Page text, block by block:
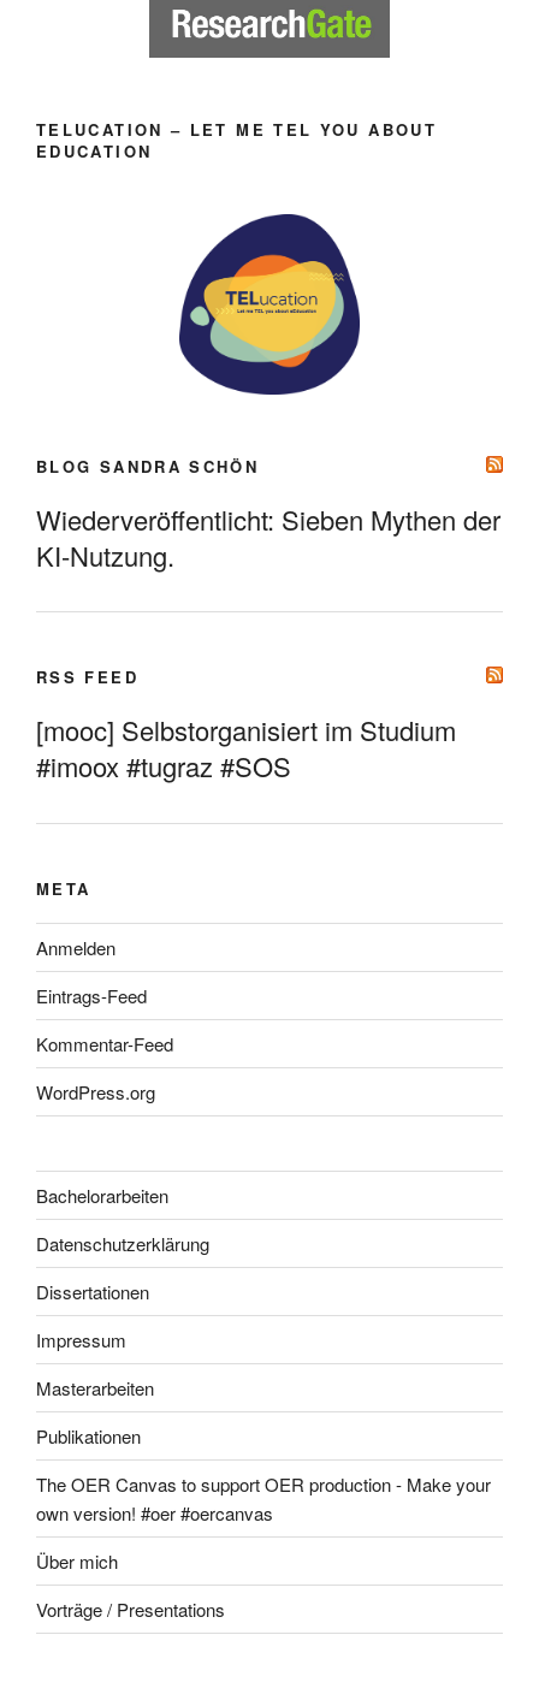
TELUCATION – LET ME TEL YOU ABOUT
EDUCATION
BLOG SANDRA SCHÖN
Wiederveröffentlicht: Sieben Mythen der
KI-Nutzung.
RSS FEED
[mooc] Selbstorganisiert im Studium
#imoox #tugraz #SOS
META
Anmelden
Eintrags-Feed
Kommentar-Feed
WordPress.org
Bachelorarbeiten
Datenschutzerklärung
Dissertationen
Impressum
Masterarbeiten
Publikationen
The OER Canvas to support OER production - Make your
own version! #oer #oercanvas
Über mich
Vorträge / Presentations